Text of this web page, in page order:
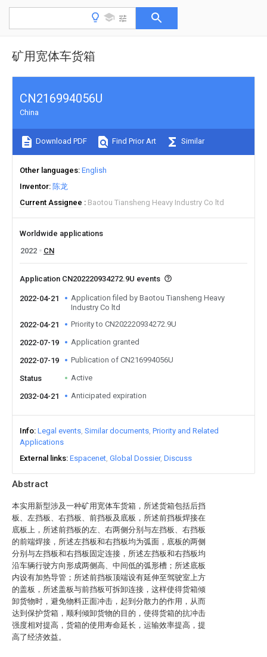
矿用宽体车货箱
Abstract
本实用新型涉及一种矿用宽体车货箱，所述货箱包括后挡
板、左挡板、右挡板、前挡板及底板，所述前挡板焊接在
底板上，所述前挡板的左、右两侧分别与左挡板、右挡板
的前端焊接，所述左挡板和右挡板均为弧面，底板的两侧
分别与左挡板和右挡板固定连接，所述左挡板和右挡板均
沿车辆行驶方向形成两侧高、中间低的弧形槽；所述底板
内设有加热导管；所述前挡板顶端设有延伸至驾驶室上方
的盖板，所述盖板与前挡板可拆卸连接，这样使得货箱倾
卸货物时，避免物料正面冲击，起到分散力的作用，从而
达到保护货箱，顺利倾卸货物的目的，使得货箱的抗冲击
强度相对提高，货箱的使用寿命延长，运输效率提高，提
高了经济效益。
CN216994056U
China
Download PDF Find Prior Art Similar
Other languages English
Inventor 陈龙
Current Assignee
Baotou Tiansheng Heavy Industry Co ltd
Worldwide applications
2022
CN
Application CN202220934272.9U events
2022-04-21
Application filed by Baotou Tiansheng Heavy
Industry Co ltd
2022-04-21
Priority to CN202220934272.9U
2022-07-19 Application granted
2022-07-19 Publication of CN216994056U
Status Active
2032-04-21 Anticipated expiration
Info Legal events Similar documents Priority and Related
Applications
External links Espacenet Global Dossier Discuss